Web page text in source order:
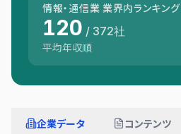
情報・通信業 業界内ランキング
120 / 372社
平均年収順
企業データ コンテンツ